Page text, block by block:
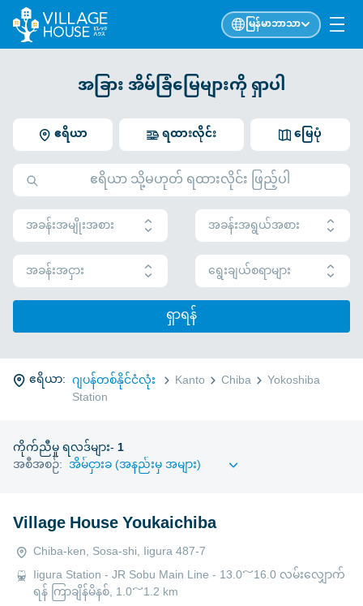
မြန်မာဘာသာ
အခြား အိမ်ခြံမြေများကို ရှာပါ
ဧရိယာ မြေပုံ
ရထားလိုင်း
အခန်းအမျိုးအစား
အခန်းအရွယ်အစား
အခန်းအငှား
ရွေးချယ်စရာများ
ရှာရန်
ဧရိယာ: ဂျပန်တစ်နိုင်ငံလုံး Kanto Chiba Yokoshiba
Station
ကိုက်ညီမှု ရလဒ်များ-1
အစီအစဉ်:
Village House Youkaichiba
Chiba-ken, Sosa-shi, Iigura 487-7
Iigura Station - JR Sobu Main Line - 13.0～16.0 လမ်းလျှောက်
ရန် ကြာချိန်မိနစ်, 1.0～1.2 km